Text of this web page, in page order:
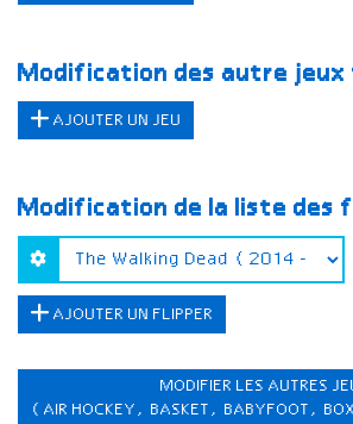
Modification des autre jeux
AJOUTER UN JEU
Modification de la liste des
AJOUTER UN FLIPPER
MODIFIER LES AUTRES
(AIR HOCKEY, BASKET, BABYFOOT,